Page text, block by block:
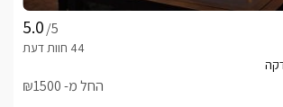
/5
החל מ- ₪1500